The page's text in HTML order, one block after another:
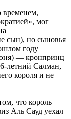
временем,
мог
сын), но сыновья
году
— кронпринц
летний Салман,
короля и не
что король
Аль Сауд уехал